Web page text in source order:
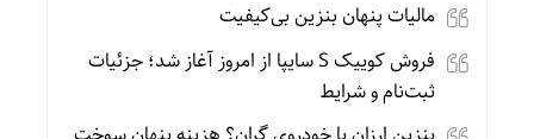
مالیات پنهان بنزین بی‌کیفیت
فروش کوییک S سایپا از امروز آغاز شد؛ جزئیات
ثبت‌نام و شرایط